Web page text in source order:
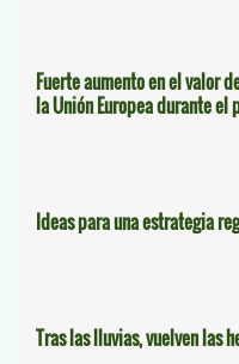
Fuerte aumento en el valor
la Unión Europea durante el
Ideas para una estrategia
Tras las lluvias, vuelven las